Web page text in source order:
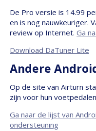
De Pro versie is 14.99
en is nog nauwkeuriger.
review op Internet. Ga
Download DaTuner Lite
Andere
Op de site van Airturn
zijn voor hun
Ga naar de lijst van
ondersteuning